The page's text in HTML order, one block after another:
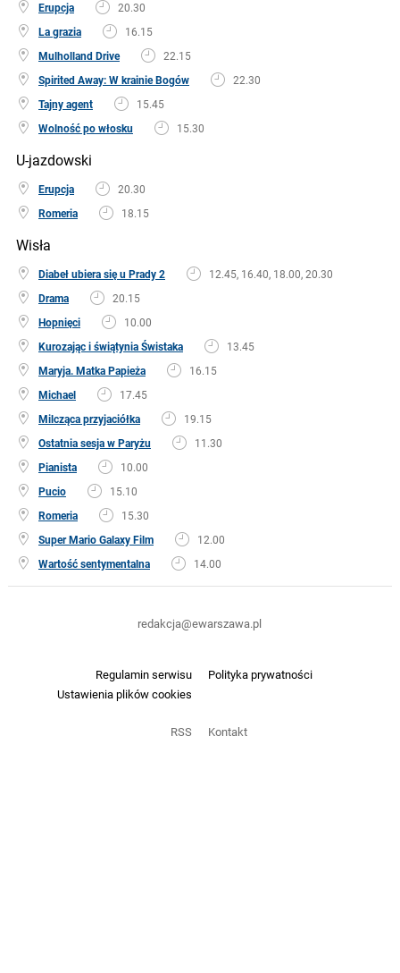
Erupcja
20.30
La grazia
16.15
Mulholland Drive
22.15
Spirited Away: W krainie Bogów
22.30
Tajny agent
15.45
Wolność po włosku
15.30
U-jazdowski
Erupcja
20.30
Romeria
18.15
Wisła
Diabeł ubiera się u Prady 2
12.45, 16.40, 18.00, 20.30
Drama
20.15
Hopnięci
10.00
Kurozając i świątynia Świstaka
13.45
Maryja. Matka Papieża
16.15
Michael
17.45
Milcząca przyjaciółka
19.15
Ostatnia sesja w Paryżu
11.30
Pianista
10.00
Pucio
15.10
Romeria
15.30
Super Mario Galaxy Film
12.00
Wartość sentymentalna
14.00
Regulamin serwisu
Polityka prywatności
Ustawienia plików cookies
RSS Kontakt
redakcja@ewarszawa.pl